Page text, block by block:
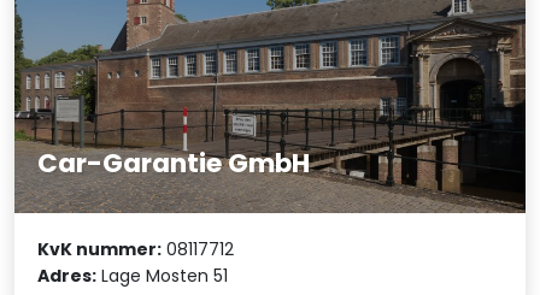
Car-Garantie GmbH
KvK nummer: 08117712
Adres: Lage Mosten 51